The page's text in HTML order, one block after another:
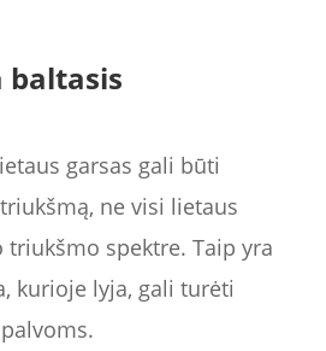
baltasis
garsas gali būti
ne visi lietaus
triukšmo spektre. Taip yra
kurioje lyja, gali turėti